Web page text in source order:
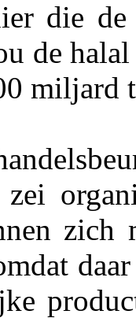
die
de
miljard
zich